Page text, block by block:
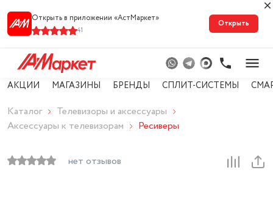
Открыть в приложении «АстМарке‪т‬»
41
Открыть
АКЦИИ МАГАЗИНЫ БРЕНДЫ СПЛИТ-СИСТЕМЫ
Каталог
Телевизоры и аксессуары
Аксессуары к телевизорам
Ресиверы
нет отзывов